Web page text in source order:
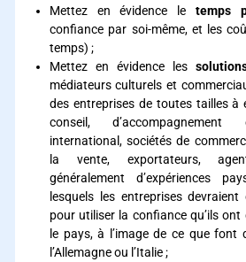
Mettez en évidence le temps
confiance par soi-même, et les
temps) ;
Mettez en évidence les
médiateurs culturels et
des entreprises de toutes tailles à
conseil, d’accompagnement
international, sociétés de
la vente, exportateurs,
généralement d’expériences
lesquels les entreprises devraient
pour utiliser la confiance qu’ils ont
le pays, à l’image de ce que font
l’Allemagne ou l’Italie ;